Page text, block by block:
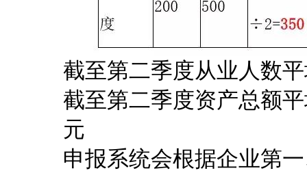
截至第二季度从业人数
截至第二季度资产总额平
元
申报系统会根据企业第